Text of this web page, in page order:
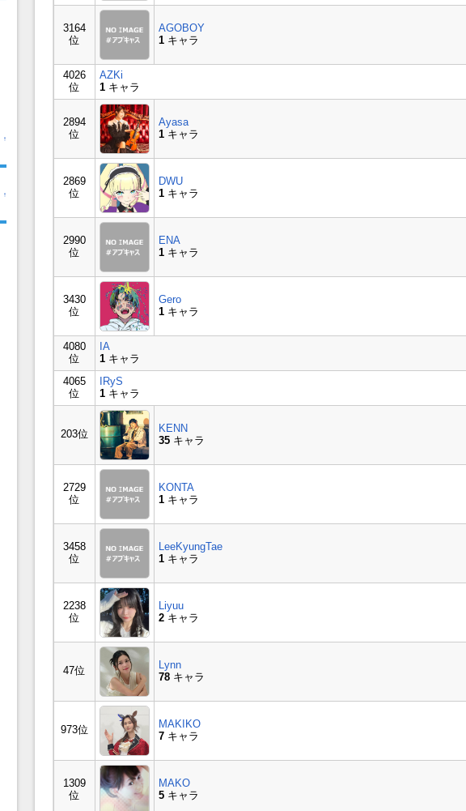
↑
↑
3164
位
AGOBOY
1キャラ
4026
位
AZKi
1キャラ
2894
位
Ayasa
1キャラ
2869
位
DWU
1キャラ
2990
位
ENA
1キャラ
3430
位
Gero
1キャラ
4080
位
IA
1キャラ
4065
位
IRyS
1キャラ
203位
KENN
35キャラ
2729
位
KONTA
1キャラ
3458
位
LeeKyungTae
1キャラ
2238
位
Liyuu
2キャラ
47位
Lynn
78キャラ
973位
MAKIKO
7キャラ
1309
位
MAKO
5キャラ